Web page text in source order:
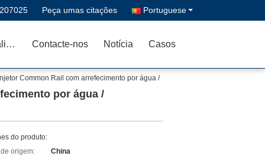
Peça umas citações Portuguese
Controle da qualidade Contacte-nos Notícia Casos
Common Rail com arrefecimento por água /
por água /
do produto:
origem:
China